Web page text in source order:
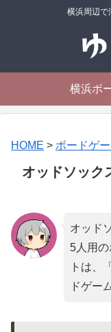
横浜周辺で
横浜ボ
HOME > ボードゲ
オッドソック
オッド
5人用
トは、「
ドゲー